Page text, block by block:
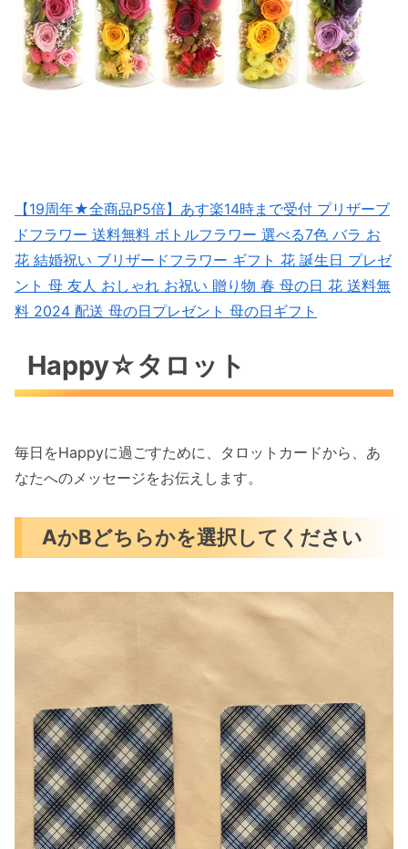
【19周年★全商品P5倍】あす楽14時まで受付 プリザーブ
ドフラワー 送料無料 ボトルフラワー 選べる7色 バラ お
花 結婚祝い ブリザードフラワー ギフト 花 誕生日 プレゼ
ント 母 友人 おしゃれ お祝い 贈り物 春 母の日 花 送料無
料 2024 配送 母の日プレゼント 母の日ギフト
Happy☆タロット
毎日をHappyに過ごすために、タロットカードから、あ
なたへのメッセージをお伝えします。
AかBどちらかを選択してください